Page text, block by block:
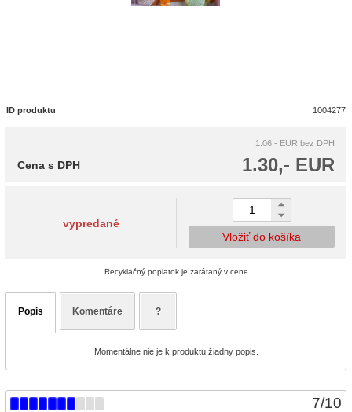
7/10
ID produktu 1004277
1.06,- EUR bez DPH
1.30,- EUR
Cena s DPH
vypredané
Vložiť do košíka
Recyklačný poplatok je zarátaný v cene
Popis Komentáre ?
Momentálne nie je k produktu žiadny popis.